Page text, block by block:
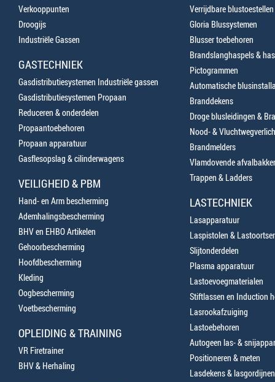
Verkooppunten
Droogijs
Industriële Gassen
GASTECHNIEK
Gasdistributiesystemen Industriële gassen
Gasdistributiesystemen Propaan
Reduceren & onderdelen
Propaantoebehoren
Propaan apparatuur
Gasflesopslag & cilinderwagens
VEILIGHEID & PBM
Hand- en Arm bescherming
Ademhalingsbescherming
BHV en EHBO Artikelen
Gehoorbescherming
Hoofdbescherming
Kleding
Oogbescherming
Voetbescherming
OPLEIDING & TRAINING
VR Firetrainer
BHV & Herhaling
Verrijdbare blustoestellen
Gloria Blussystemen
Blusser toebehoren
Brandslanghaspels &
Pictogrammen
Automatische
Branddekens
Droge blusleidingen &
Nood- &
Brandmelders
Vlamdovende
Trappen & Ladders
LASTECHNIEK
Lasapparatuur
Laspistolen &
Slijtonderdelen
Plasma apparatuur
Lastoevoegmaterialen
Stiftlassen en Induction
Lasrookafzuiging
Lastoebehoren
Autogeen las- &
Positioneren & meten
Lasdekens & lasgordijnen